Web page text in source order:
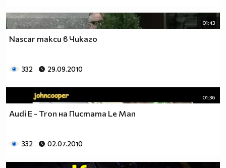
01:43
Nascar такси в Чикаго
332 29.09.2010
01:36
Audi E - Tron на Пистата Le Man
332 02.07.2010